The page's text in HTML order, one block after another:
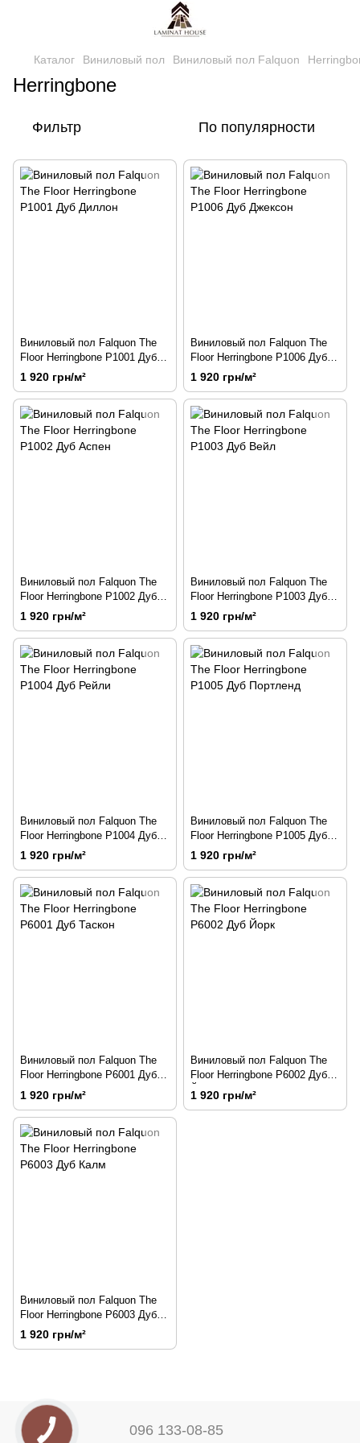
Каталог Виниловый пол Виниловый пол Falquon
Herringbone
Фильтр По популярности
Виниловый пол Falquon The
Floor Herringbone P1001 Дуб
Диллон
1 920 грн/м²
Виниловый пол Falquon The
Floor Herringbone P1006 Дуб
Джексон
1 920 грн/м²
Виниловый пол Falquon The
Floor Herringbone P1002 Дуб
Аспен
1 920 грн/м²
Виниловый пол Falquon The
Floor Herringbone P1003 Дуб
Вейл
1 920 грн/м²
Виниловый пол Falquon The
Floor Herringbone P1004 Дуб
Рейли
1 920 грн/м²
Виниловый пол Falquon The
Floor Herringbone P1005 Дуб
Портленд
1 920 грн/м²
Виниловый пол Falquon The
Floor Herringbone P6001 Дуб
Таскон
1 920 грн/м²
Виниловый пол Falquon The
Floor Herringbone P6002 Дуб
Йорк
1 920 грн/м²
Виниловый пол Falquon The
Floor Herringbone P6003 Дуб
Калм
1 920 грн/м²
096 133-08-85